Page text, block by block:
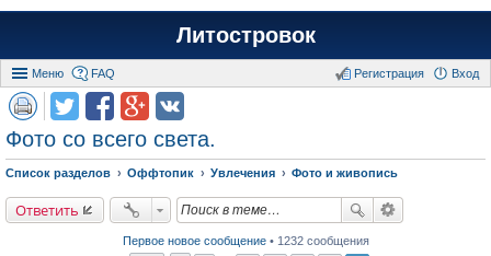
Литостровок
Меню FAQ Вход
Регистрация
Фото со всего света.
Список разделов Оффтопик Увлечения Фото и живопись
Ответить
Первое новое сообщение• 1232 сообщения